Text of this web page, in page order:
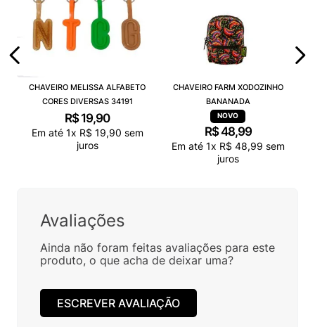
CHAVEIRO MELISSA ALFABETO
CORES DIVERSAS 34191
R$ 19,90
Em até 1x R$ 19,90 sem
juros
CHAVEIRO FARM XODOZINHO
BANANADA
R$48,99
Em até 1x R$ 48,99 sem
juros
Avaliações
Ainda não foram feitas avaliações para este
produto, o que acha de deixar uma?
ESCREVER AVALIAÇÃO